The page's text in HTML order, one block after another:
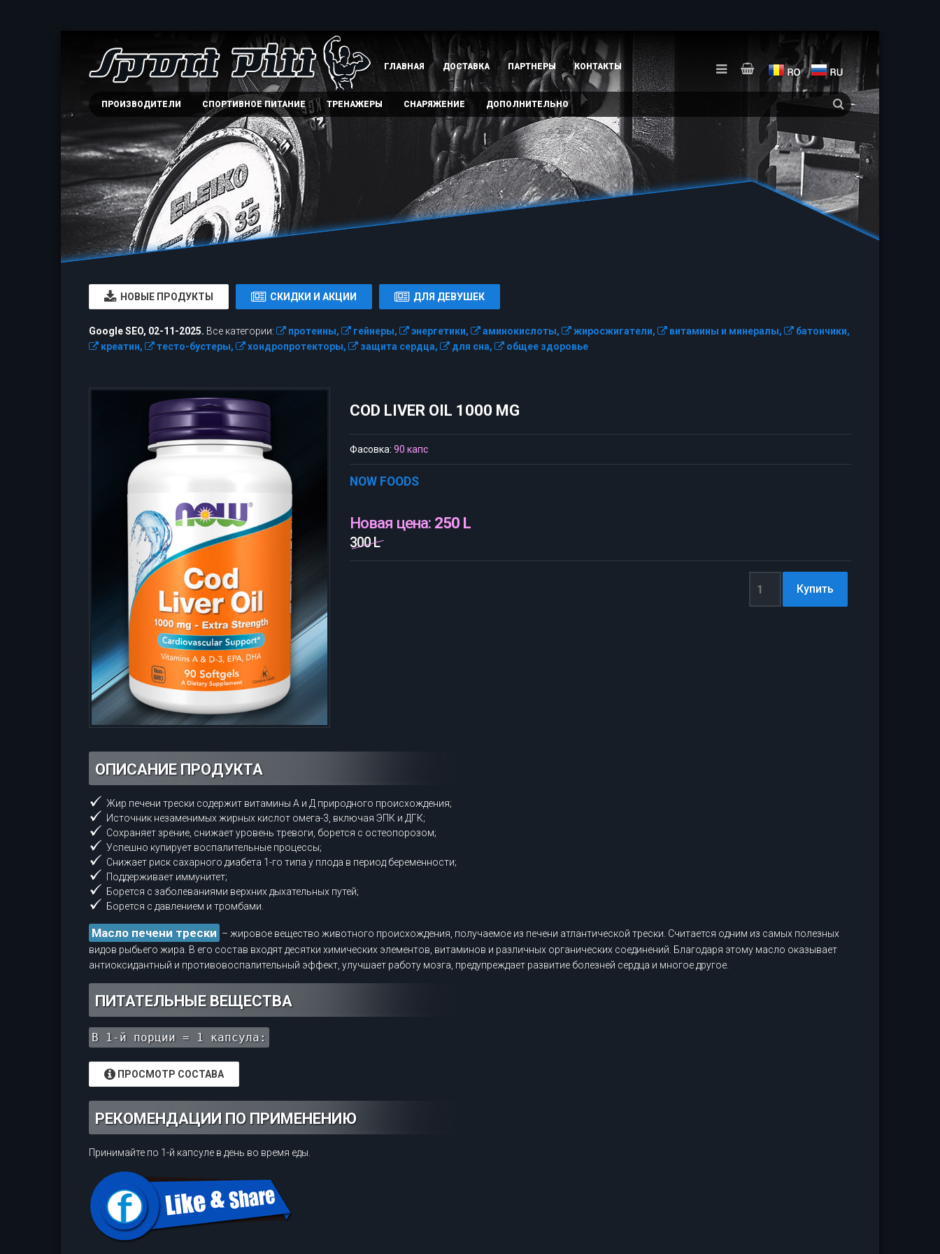
ГЛАВНАЯ ДОСТАВКА ПАРТНЕРЫ КОНТАКТЫ
ПРОИЗВОДИТЕЛИ СПОРТИВНОЕ ПИТАНИЕ ТРЕНАЖЕРЫ СНАРЯЖЕНИЕ ДОПОЛНИТЕЛЬНО
НОВЫЕ ПРОДУКТЫ СКИДКИ И АКЦИИ ДЛЯ ДЕВУШЕК
Google SEO, 02-11-2025. Все категории: протеины, гейнеры, энергетики, аминокислоты, жиросжигатели, витамины и минералы,
батончики,
креатин,
тесто-бустеры, хондропротекторы, защита сердца, для сна, общее здоровье
COD LIVER OIL 1000 MG
Фасовка: 90 капс
NOW FOODS
Новая цена: 250 L
300 L
ОПИСАНИЕ ПРОДУКТА
Жир печени трески содержит витамины А и Д природного происхождения;
Источник незаменимых жирных кислот омега-3, включая ЭПК и ДГК;
Сохраняет зрение, снижает уровень тревоги, борется с остеопорозом;
Успешно купирует воспалительные процессы;
Снижает риск сахарного диабета 1-го типа у плода в период беременности;
Поддерживает иммунитет;
Борется с заболеваниями верхних дыхательных путей;
Борется с давлением и тромбами.
Масло печени трески – жировое вещество животного происхождения, получаемое из печени атлантической трески. Считается одним из самых полезных
видов рыбьего жира. В его состав входят десятки химических элементов, витаминов и различных органических соединений. Благодаря этому масло оказывает
антиоксидантный и противовоспалительный эффект, улучшает работу мозга, предупреждает развитие болезней сердца и многое другое.
ПИТАТЕЛЬНЫЕ ВЕЩЕСТВА
В 1-й порции = 1 капсула:
ПРОСМОТР СОСТАВА
РЕКОМЕНДАЦИИ ПО ПРИМЕНЕНИЮ
Принимайте по 1-й капсуле в день во время еды.